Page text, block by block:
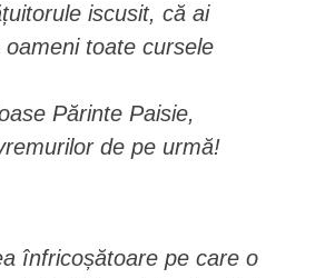
iscusit, că ai
toate cursele
Părinte Paisie,
de pe urmă!
înfricoșătoare pe care o